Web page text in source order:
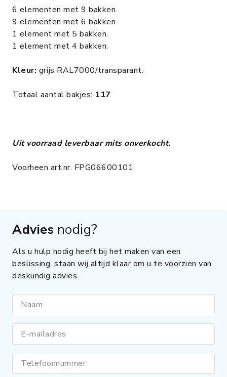
6 elementen met 9 bakken.
9 elementen met 6 bakken.
1 element met 5 bakken.
1 element met 4 bakken.
Kleur: grijs RAL7000/transparant.
Totaal aantal bakjes: 117
Uit voorraad leverbaar mits onverkocht.
Voorheen art.nr. FPG06600101
Advies nodig?
Als u hulp nodig heeft bij het maken van een
beslissing, staan wij altijd klaar om u te voorzien van
deskundig advies.
Naam
E-mailadres
Telefoonnummer